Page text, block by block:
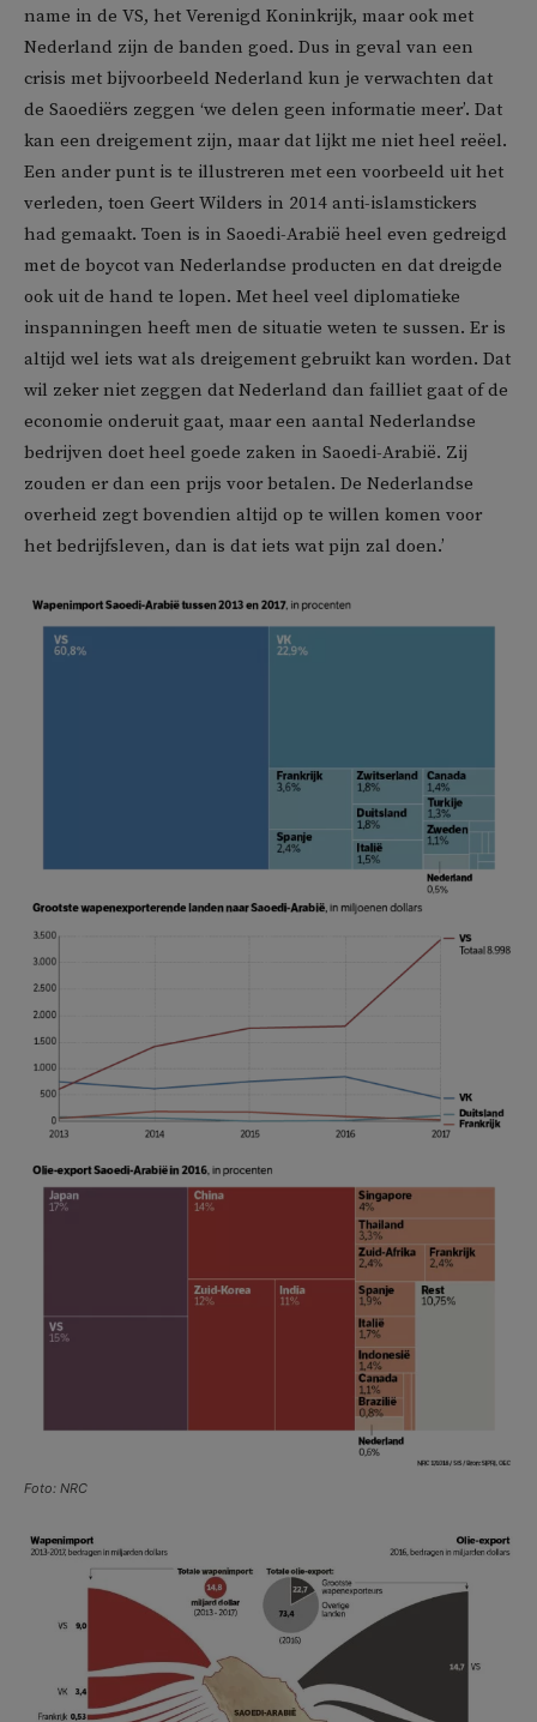
name in de VS, het Verenigd Koninkrijk, maar ook met
Nederland zijn de banden goed. Dus in geval van een
crisis met bijvoorbeeld Nederland kun je verwachten dat
de Saoediërs zeggen ‘we delen geen informatie meer’. Dat
kan een dreigement zijn, maar dat lijkt me niet heel reëel.
Een ander punt is te illustreren met een voorbeeld uit het
verleden, toen Geert Wilders in 2014 anti-islamstickers
had gemaakt. Toen is in Saoedi-Arabië heel even gedreigd
met de boycot van Nederlandse producten en dat dreigde
ook uit de hand te lopen. Met heel veel diplomatieke
inspanningen heeft men de situatie weten te sussen. Er is
altijd wel iets wat als dreigement gebruikt kan worden. Dat
wil zeker niet zeggen dat Nederland dan failliet gaat of de
economie onderuit gaat, maar een aantal Nederlandse
bedrijven doet heel goede zaken in Saoedi-Arabië. Zij
zouden er dan een prijs voor betalen. De Nederlandse
overheid zegt bovendien altijd op te willen komen voor
het bedrijfsleven, dan is dat iets wat pijn zal doen.’
Foto: NRC